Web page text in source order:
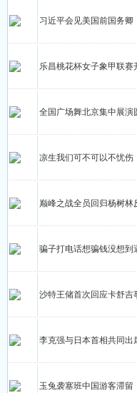
习近平会见美国前国务卿
乐昌桃花杯女子象甲联赛
全国广场舞北京集中展演
凉生我们可不可以不忧伤
巅峰之战全员回归杨树林
骗子打电话想骗钱没想到
沙特王储首次回应卡舒吉
李克强与日本首相共同
玉兔袭塞班中国游客滞留